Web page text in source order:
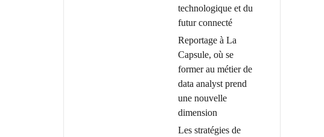
technologique et du
futur connecté
Reportage à La
Capsule, où se
former au métier de
data analyst prend
une nouvelle
dimension
Les stratégies de